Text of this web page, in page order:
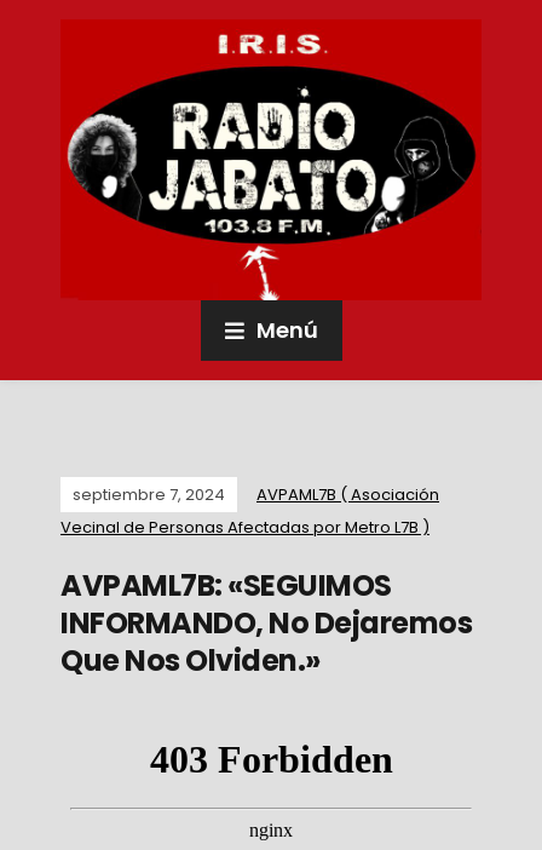
Menú
septiembre 7, 2024
AVPAML7B ( Asociación
Vecinal de Personas Afectadas por Metro L7B )
AVPAML7B: «SEGUIMOS
INFORMANDO, No Dejaremos
Que Nos Olviden.»